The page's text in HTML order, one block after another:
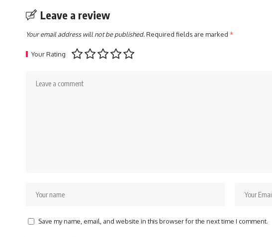
Leave a review
Your email address will not be published.Required fields are marked *
Your Rating
Save my name, email, and website in this browser for the next time I comment.